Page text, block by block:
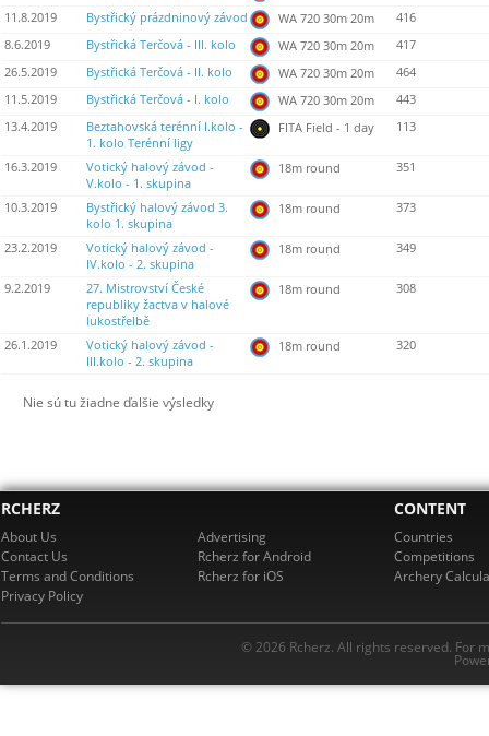
11.8.2019
Bystřický prázdninový závod WA 720 30m 20m
416
8.6.2019
Bystřická Terčová - III. kolo WA 720 30m 20m
417
26.5.2019
Bystřická Terčová - II. kolo WA 720 30m 20m
464
11.5.2019
Bystřická Terčová - I. kolo WA 720 30m 20m
443
13.4.2019
Beztahovská terénní I.kolo -
1. kolo Terénní ligy
FITA Field - 1 day 113
16.3.2019
Votický halový závod -
V.kolo - 1. skupina
18m round 351
10.3.2019
Bystřický halový závod 3.
kolo 1. skupina
18m round 373
23.2.2019
Votický halový závod -
IV.kolo - 2. skupina
18m round 349
9.2.2019
27. Mistrovství České
republiky žactva v halové
lukostřelbě
18m round 308
26.1.2019
Votický halový závod -
III.kolo - 2. skupina
18m round 320
Nie sú tu žiadne ďalšie výsledky
RCHERZ
About Us
Contact Us
Terms and Conditions
Privacy Policy
Advertising
Rcherz for Android
Rcherz for iOS
CONTENT
Countries
Competitions
Archery
© 2026 Rcherz. All rights reserved. For